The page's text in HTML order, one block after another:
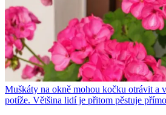
Muškáty na okně mohou kočku otrávit a
potíže. Většina lidí je přitom pěstuje